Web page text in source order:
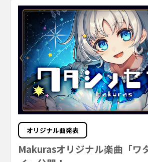
オリジナル曲発表
Makurasオリジナル楽曲「ワ